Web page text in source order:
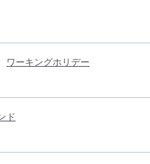
ワーキングホリデー
ド